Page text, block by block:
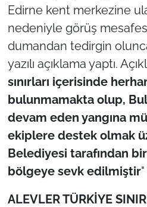
Edirne kent merkezine
nedeniyle görüş
dumandan tedirgin
yazılı açıklama yaptı.
sınırları içerisinde
bulunmamakta olup,
devam eden yangına
ekiplere destek olmak
Belediyesi tarafından
bölgeye sevk edilmiştir
ALEVLER TÜRKİYE
Flaş Haber
Dış Haberler
Magazin
İş Dünyası
Bilim Teknoloji
English News
Canlı Maç